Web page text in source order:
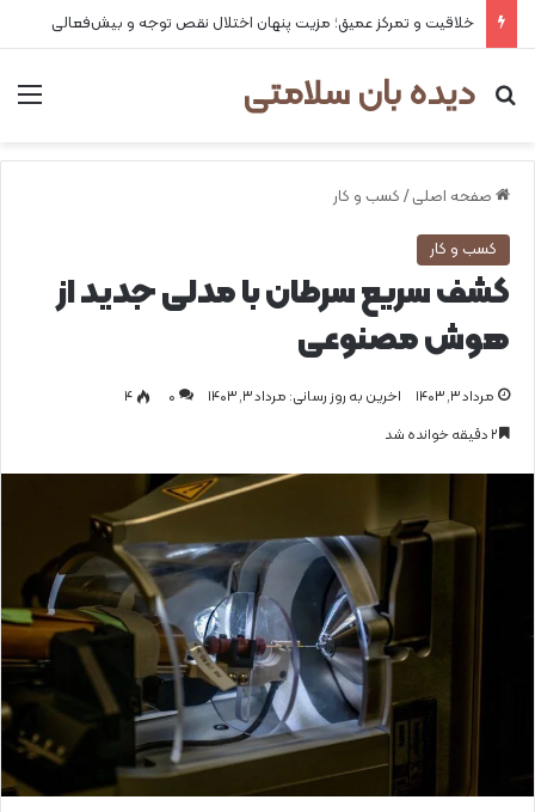
۲ علت شایع‌ کم‌شنوایی
دیده بان سلامتی
جستجو برای
صفحه اصلی / کسب و کار
کسب و کار
کشف سریع سرطان با مدلی جدید از
هوش مصنوعی
مرداد ۳, ۱۴۰۳ اخرین به روز رسانی: مرداد ۳, ۱۴۰۳ 0
۴